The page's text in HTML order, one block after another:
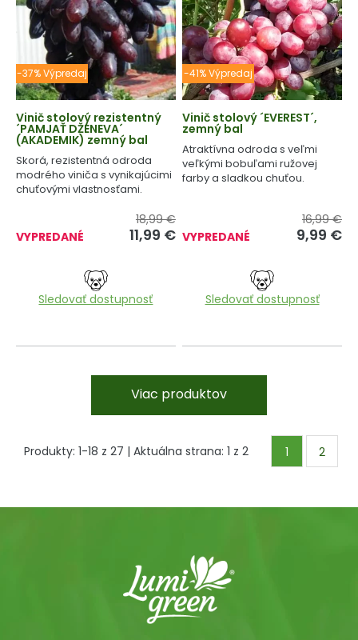
-37% Výpredaj
Vinič stolový rezistentný
´PAMJAŤ DŽENEVA´
(AKADEMIK) zemný bal
Skorá, rezistentná odroda
modrého viniča s vynikajúcimi
chuťovými vlastnosťami.
VYPREDANÉ
18,99 €
11,99 €
Sledovať dostupnosť
-41% Výpredaj
Vinič stolový ´EVEREST´,
zemný bal
Atraktívna odroda s veľmi
veľkými bobuľami ružovej
farby a sladkou chuťou.
VYPREDANÉ
16,99 €
9,99 €
Sledovať dostupnosť
Viac produktov
1 2
Produkty: 1-18 z 27 | Aktuálna strana: 1 z 2